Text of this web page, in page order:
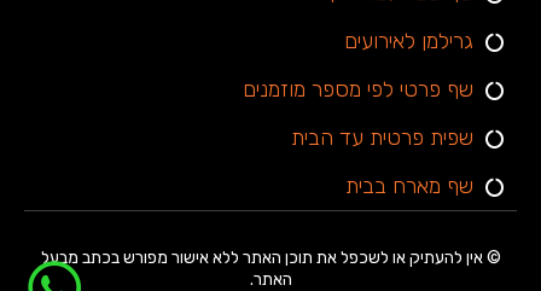
גרילמן לאירועים
שף פרטי לפי מספר מוזמנים
שפית פרטית עד הבית
שף מארח בבית
© אין להעתיק או לשכפל את תוכן האתר ללא אישור מפורש בכתב מבעל
האתר.